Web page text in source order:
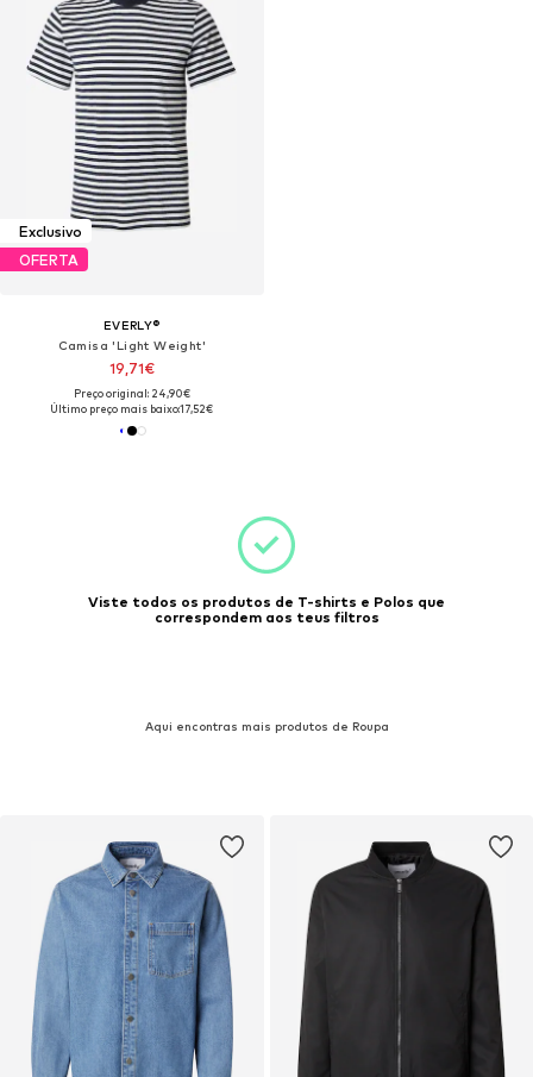
Exclusivo
OFERTA
EVERLY®
Camisa 'Light Weight'
19,71€
Preço original: 24,90€
Último preço mais baixo:17,52€
Viste todos os produtos de T-shirts e Polos que
correspondem aos teus filtros
Aqui encontras mais produtos de Roupa